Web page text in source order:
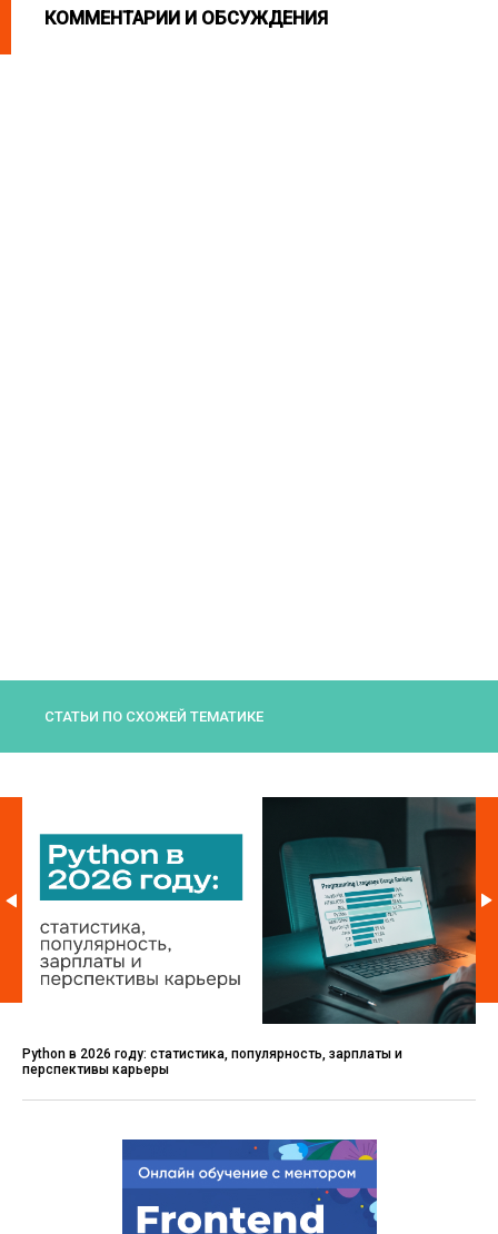
КОММЕНТАРИИ И ОБСУЖДЕНИЯ
СТАТЬИ ПО СХОЖЕЙ ТЕМАТИКЕ
Python в 2026 году: статистика, популярность, зарплаты и
перспективы карьеры